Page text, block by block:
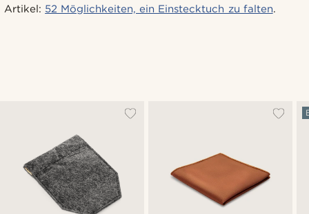
Artikel: 52 Möglichkeiten, ein Einstecktuch zu falten.